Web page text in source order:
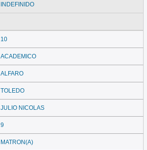
INDEFINIDO
10
ACADEMICO
ALFARO
TOLEDO
JULIO NICOLAS
9
MATRON(A)